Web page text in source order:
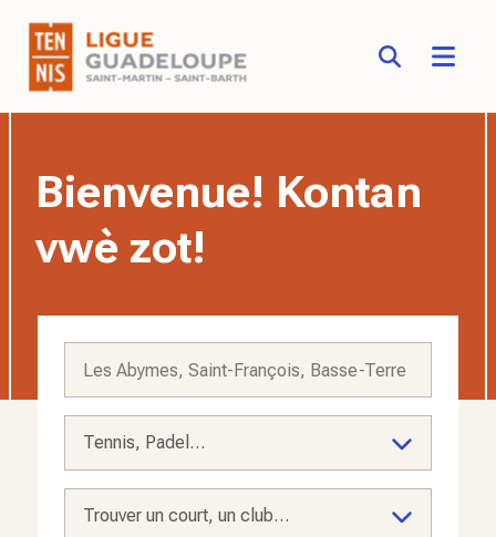
Bienvenue! Kontan
vwè zot!
Tennis, Padel…
Trouver un court, un club…